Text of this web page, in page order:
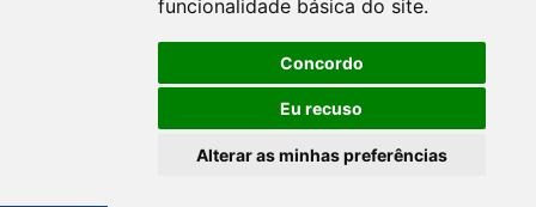
funcionalidade básica do site.
Concordo
Eu recuso
Alterar as minhas preferências